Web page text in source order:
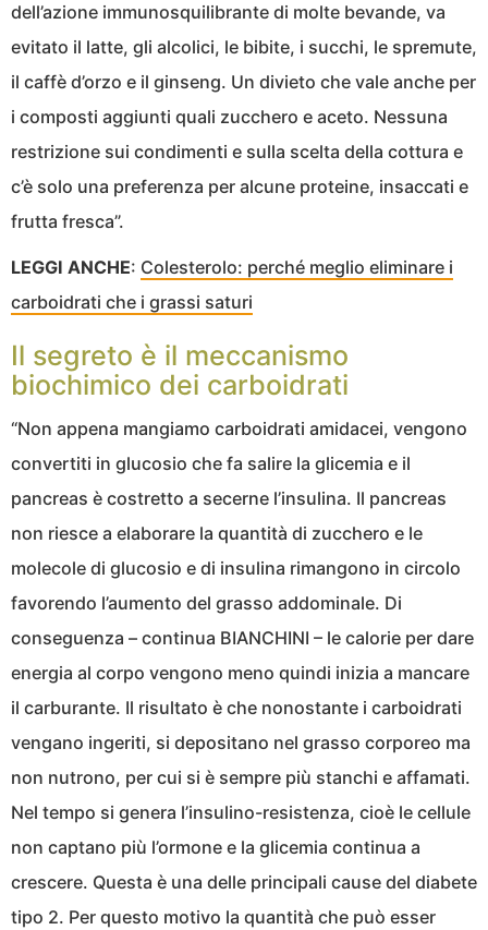
dell’azione immunosquilibrante di molte bevande, va
evitato il latte, gli alcolici, le bibite, i succhi, le spremute,
il caffè d’orzo e il ginseng. Un divieto che vale anche per
i composti aggiunti quali zucchero e aceto. Nessuna
restrizione sui condimenti e sulla scelta della cottura e
c’è solo una preferenza per alcune proteine, insaccati e
frutta fresca”.
LEGGI ANCHE: Colesterolo: perché meglio eliminare i
carboidrati che i grassi saturi
Il segreto è il meccanismo
biochimico dei carboidrati
“Non appena mangiamo carboidrati amidacei, vengono
convertiti in glucosio che fa salire la glicemia e il
pancreas è costretto a secerne l’insulina. Il pancreas
non riesce a elaborare la quantità di zucchero e le
molecole di glucosio e di insulina rimangono in circolo
favorendo l’aumento del grasso addominale. Di
conseguenza – continua BIANCHINI – le calorie per dare
energia al corpo vengono meno quindi inizia a mancare
il carburante. Il risultato è che nonostante i carboidrati
vengano ingeriti, si depositano nel grasso corporeo ma
non nutrono, per cui si è sempre più stanchi e affamati.
Nel tempo si genera l’insulino-resistenza, cioè le cellule
non captano più l’ormone e la glicemia continua a
crescere. Questa è una delle principali cause del diabete
tipo 2. Per questo motivo la quantità che può esser